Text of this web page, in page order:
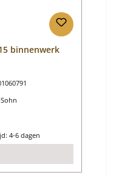
binnenwerk
4-6 dagen